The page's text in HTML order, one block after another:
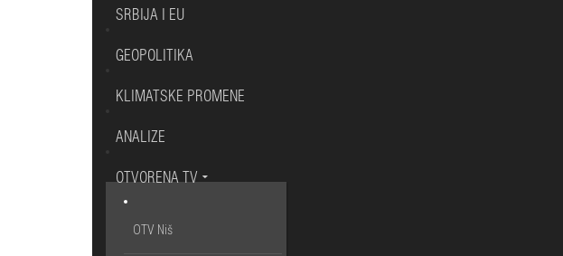
SRBIJA I EU
GEOPOLITIKA
KLIMATSKE PROMENE
ANALIZE
OTVORENA TV
OTV Niš